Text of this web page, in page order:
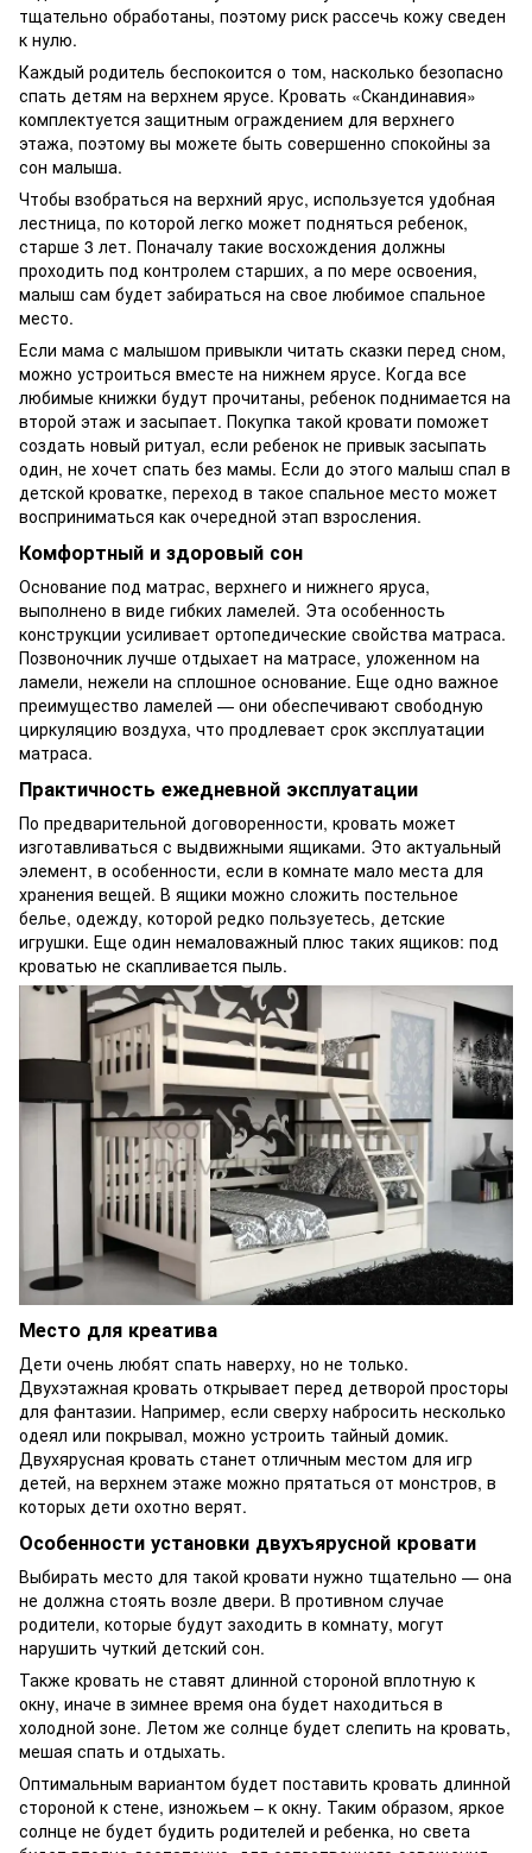
тщательно обработаны, поэтому риск рассечь кожу сведен
к нулю.
Каждый родитель беспокоится о том, насколько безопасно
спать детям на верхнем ярусе. Кровать «Скандинавия»
комплектуется защитным ограждением для верхнего
этажа, поэтому вы можете быть совершенно спокойны за
сон малыша.
Чтобы взобраться на верхний ярус, используется удобная
лестница, по которой легко может подняться ребенок,
старше 3 лет. Поначалу такие восхождения должны
проходить под контролем старших, а по мере освоения,
малыш сам будет забираться на свое любимое спальное
место.
Если мама с малышом привыкли читать сказки перед сном,
можно устроиться вместе на нижнем ярусе. Когда все
любимые книжки будут прочитаны, ребенок поднимается на
второй этаж и засыпает. Покупка такой кровати поможет
создать новый ритуал, если ребенок не привык засыпать
один, не хочет спать без мамы. Если до этого малыш спал в
детской кроватке, переход в такое спальное место может
восприниматься как очередной этап взросления.
Комфортный и здоровый сон
Основание под матрас, верхнего и нижнего яруса,
выполнено в виде гибких ламелей. Эта особенность
конструкции усиливает ортопедические свойства матраса.
Позвоночник лучше отдыхает на матрасе, уложенном на
ламели, нежели на сплошное основание. Еще одно важное
преимущество ламелей — они обеспечивают свободную
циркуляцию воздуха, что продлевает срок эксплуатации
матраса.
Практичность ежедневной эксплуатации
По предварительной договоренности, кровать может
изготавливаться с выдвижными ящиками. Это актуальный
элемент, в особенности, если в комнате мало места для
хранения вещей. В ящики можно сложить постельное
белье, одежду, которой редко пользуетесь, детские
игрушки. Еще один немаловажный плюс таких ящиков: под
кроватью не скапливается пыль.
Место для креатива
Дети очень любят спать наверху, но не только.
Двухэтажная кровать открывает перед детворой просторы
для фантазии. Например, если сверху набросить несколько
одеял или покрывал, можно устроить тайный домик.
Двухярусная кровать станет отличным местом для игр
детей, на верхнем этаже можно прятаться от монстров, в
которых дети охотно верят.
Особенности установки двухъярусной кровати
Выбирать место для такой кровати нужно тщательно — она
не должна стоять возле двери. В противном случае
родители, которые будут заходить в комнату, могут
нарушить чуткий детский сон.
Также кровать не ставят длинной стороной вплотную к
окну, иначе в зимнее время она будет находиться в
холодной зоне. Летом же солнце будет слепить на кровать,
мешая спать и отдыхать.
Оптимальным вариантом будет поставить кровать длинной
стороной к стене, изножьем – к окну. Таким образом, яркое
солнце не будет будить родителей и ребенка, но света